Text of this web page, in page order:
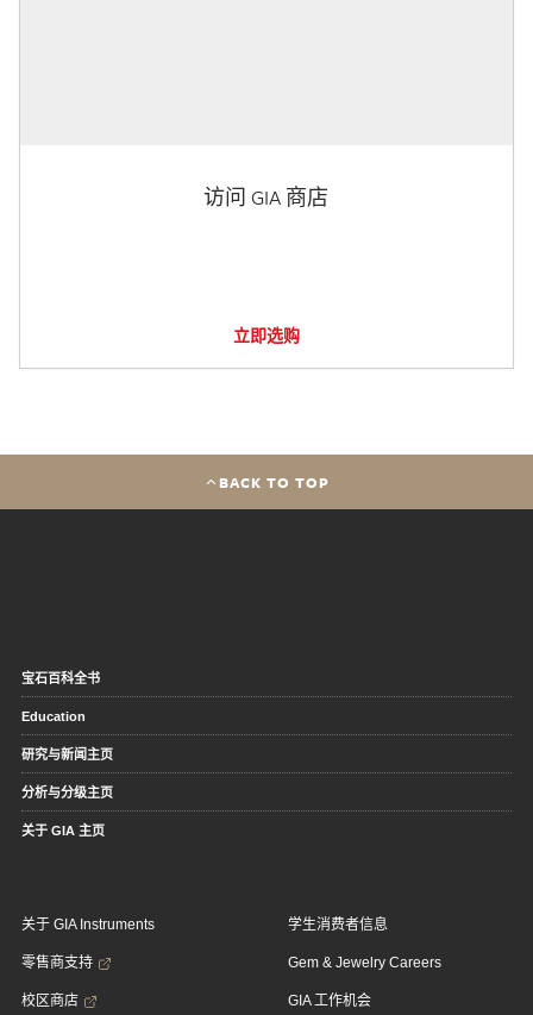
访问 GIA 商店
立即选购
BACK TO TOP
宝石百科全书
Education
研究与新闻主页
分析与分级主页
关于 GIA 主页
关于 GIA Instruments
零售商支持
校区商店
学生消费者信息
Gem & Jewelry Careers
GIA 工作机会